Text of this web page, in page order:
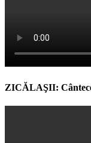
ZICĂLAŞII: